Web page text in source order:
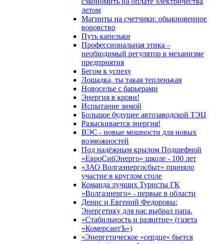
летом
Магниты на счетчики: обыкновенное
воровство
Путь капельки
Профессиональная этика –
необходимый регулятор в механизме
предприятия
Бегом к успеху
Лошадка, ты такая тепленькая
Новоселье с барьерами
Энергия в крови!
Испытание зимой
Большое будущее автозаводской ТЭЦ
Разыскивается энергия!
ВЭС - новые мощности для новых
возможностей
Под надёжным крылом Подшефной
«ЕвроСибЭнерго» школе - 100 лет
«ЗАО Волгаэнергосбыт» приняло
участие в круглом столе
Команда лучших Туристы ГК
«Волгаэнерго» - первые в области
Денис и Евгений Федоровы:
Энергетику для нас выбрал папа.
«Стабильность и развитие» (газета
«КомерсантЪ»)
«Энергетическое «сердце» бьется